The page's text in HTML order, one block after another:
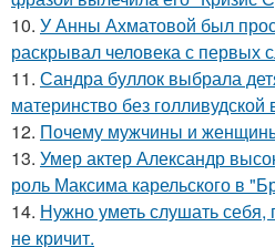
10. У Анны Ахматовой был
раскрывал человека с первых
11. Сандра буллок выбрала
материнство без голливудской
12. Почему мужчины и
13. Умер актер Александр
роль Максима карельского в
14. Нужно уметь слушать
не кричит.